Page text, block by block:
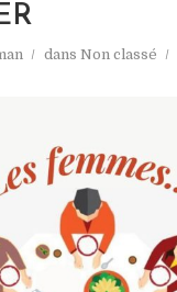
dans Non classé